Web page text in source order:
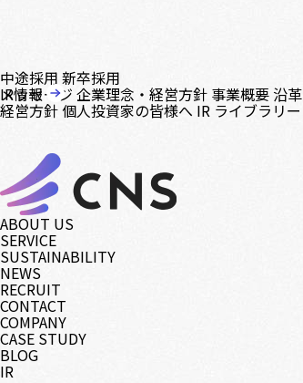
中途採用 新卒採用
メッセージ 企業理念・経営方針 事業概要 沿革
IR情報
経営方針 個人投資家の皆様へ IR ライブラリー
ABOUT US
SERVICE
SUSTAINABILITY
NEWS
RECRUIT
CONTACT
COMPANY
CASE STUDY
BLOG
IR